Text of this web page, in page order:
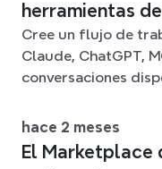
herramientas
conectado con
Cree un flujo de
Claude, ChatGPT,
conversaciones
hace 2 meses
El Marketplace